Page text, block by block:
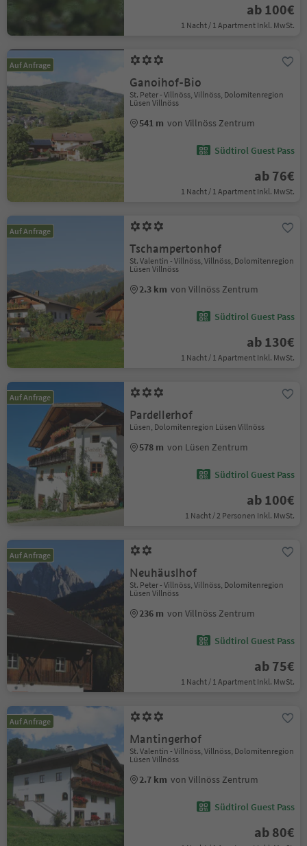
ab 100€
1 Nacht / 1 Apartment Inkl. MwSt.
Auf Anfrage
Ganoihof-Bio
St. Peter - Villnöss, Villnöss, Dolomitenregion
Lüsen Villnöss
541 m von Villnöss Zentrum
Südtirol Guest Pass
ab 76€
1 Nacht / 1 Apartment Inkl. MwSt.
Auf Anfrage
Tschampertonhof
St. Valentin - Villnöss, Villnöss, Dolomitenregion
Lüsen Villnöss
2.3 km von Villnöss Zentrum
Südtirol Guest Pass
ab 130€
1 Nacht / 1 Apartment Inkl. MwSt.
Auf Anfrage
Pardellerhof
Lüsen, Dolomitenregion Lüsen Villnöss
578 m von Lüsen Zentrum
Südtirol Guest Pass
ab 100€
1 Nacht / 2 Personen Inkl. MwSt.
Auf Anfrage
Neuhäuslhof
St. Peter - Villnöss, Villnöss, Dolomitenregion
Lüsen Villnöss
236 m von Villnöss Zentrum
Südtirol Guest Pass
ab 75€
1 Nacht / 1 Apartment Inkl. MwSt.
Auf Anfrage
Mantingerhof
St. Valentin - Villnöss, Villnöss, Dolomitenregion
Lüsen Villnöss
2.7 km von Villnöss Zentrum
Südtirol Guest Pass
ab 80€